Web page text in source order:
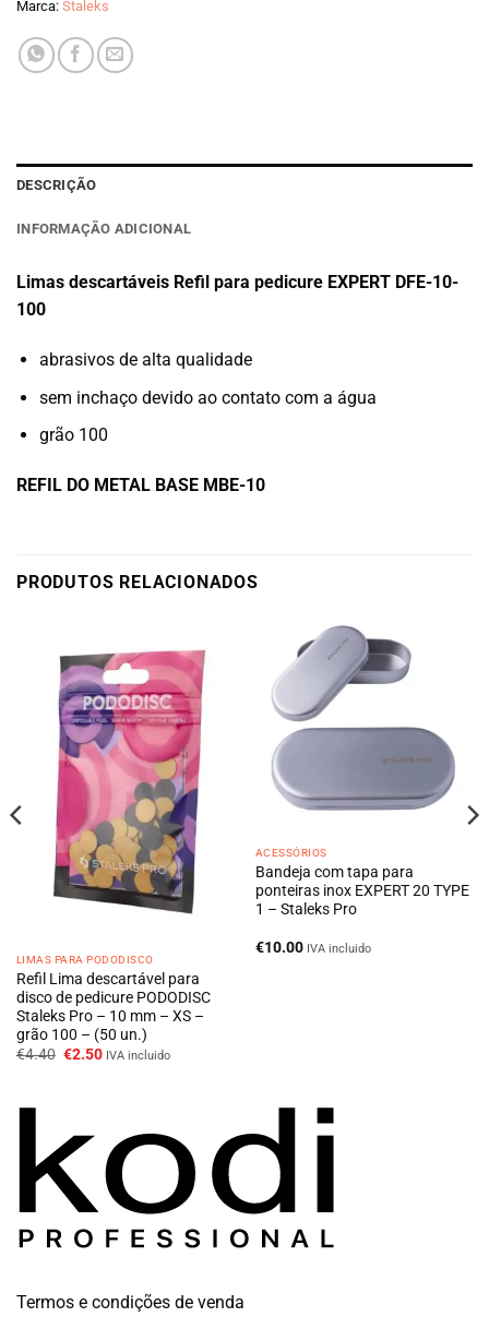
Marca: Staleks
DESCRIÇÃO
INFORMAÇÃO ADICIONAL
Limas descartáveis Refil para pedicure EXPERT DFE-10-
100
abrasivos de alta qualidade
sem inchaço devido ao contato com a água
grão 100
REFIL DO METAL BASE MBE-10
PRODUTOS RELACIONADOS
LIMAS PARA PODODISCO
Refil Lima descartável para
disco de pedicure PODODISC
Staleks Pro – 10 mm – XS –
grão 100 – (50 un.)
€4.40 O
€2.50OIVA incluido
ACESSÓRIOS
Bandeja com tapa para
ponteiras inox EXPERT 20 TYPE
1 – Staleks Pro
€10.00 IVA incluido
Termos e condições de venda